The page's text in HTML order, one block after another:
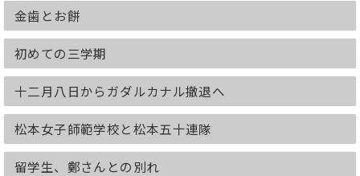
チューインガム
ピアノが育んだ友情
ノクターン
懐かしのバージニア
谷間の灯
荒城の月
もみの木
金歯とお餅
初めての三学期
十二月八日からガダルカナル撤退へ
松本女子師範学校と松本五十連隊
留学生、鄭さんとの別れ